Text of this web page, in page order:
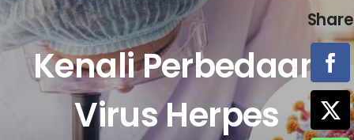
TENTANG KAMI
LAYANAN
FASILITAS
Kenali Perbedaan
Virus Herpes
Share